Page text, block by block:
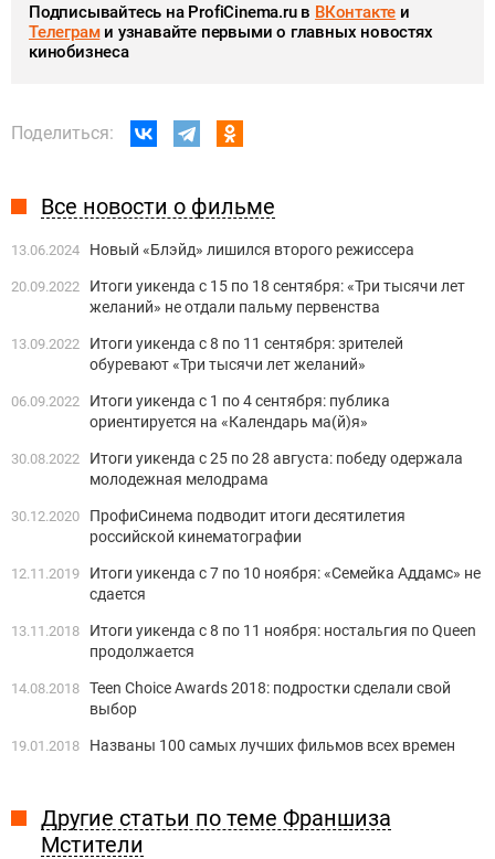
Подписывайтесь на ProfiCinema.ru в ВКонтакте и
Телеграми узнавайте первыми о главных новостях
кинобизнеса
Поделиться:
Все новости о фильме
13.06.2024 Новый «Блэйд» лишился второго режиссера
20.09.2022
Итоги уикенда с 15 по 18 сентября: «Три тысячи лет
желаний» не отдали пальму первенства
13.09.2022
Итоги уикенда с 8 по 11 сентября: зрителей
обуревают «Три тысячи лет желаний»
06.09.2022
Итоги уикенда с 1 по 4 сентября: публика
ориентируется на «Календарь ма(й)я»
30.08.2022
Итоги уикенда с 25 по 28 августа: победу одержала
молодежная мелодрама
30.12.2020
ПрофиСинема подводит итоги десятилетия
российской кинематографии
12.11.2019
Итоги уикенда с 7 по 10 ноября: «Семейка Аддамс» не
сдается
13.11.2018
Итоги уикенда с 8 по 11 ноября: ностальгия по Queen
продолжается
14.08.2018 Teen Choice Awards 2018: подростки сделали свой
выбор
19.01.2018 Названы 100 самых лучших фильмов всех времен
Другие статьи по теме Франшиза
Мстители